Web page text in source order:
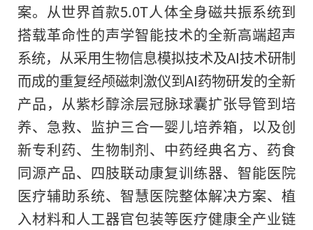
案。从世界首款5.0T人体全身磁共振系统到
搭载革命性的声学智能技术的全新高端超声
系统，从采用生物信息模拟技术及AI技术研制
而成的重复经颅磁刺激仪到AI药物研发的全新
产品，从紫杉醇涂层冠脉球囊扩张导管到培
养、急救、监护三合一婴儿培养箱，以及创
新专利药、生物制剂、中药经典名方、药食
同源产品、四肢联动康复训练器、智能医院
医疗辅助系统、智慧医院整体解决方案、植
入材料和人工器官包装等医疗健康全产业链